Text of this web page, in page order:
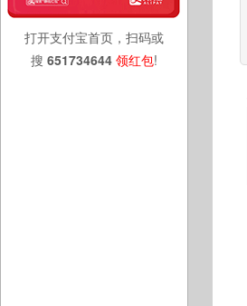
打开支付宝首页，扫码或
搜 651734644 领红包!